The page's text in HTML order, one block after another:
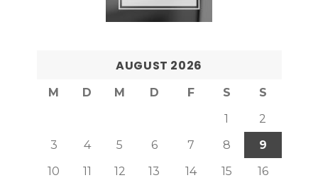
AUGUST 2026
M D M D F S
S
1
2
3
4 5 6 7 8
9
10
11 12 13 14 15
16